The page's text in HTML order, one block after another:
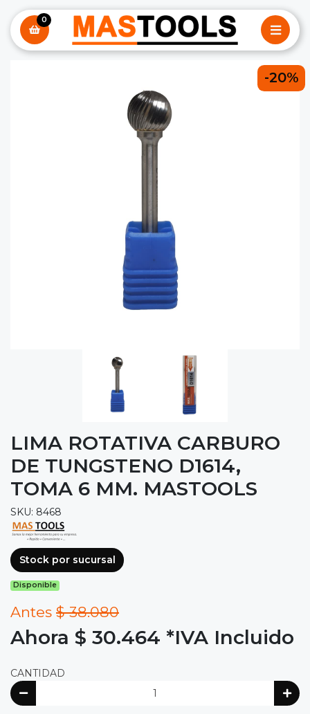
0
-20%
LIMA ROTATIVA CARBURO
DE TUNGSTENO D1614,
TOMA 6 MM. MASTOOLS
SKU: 8468
Stock por sucursal
Disponible
Antes $ 38.080
Ahora $ 30.464 *IVA Incluido
CANTIDAD